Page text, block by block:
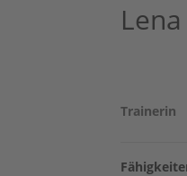
Trainerin